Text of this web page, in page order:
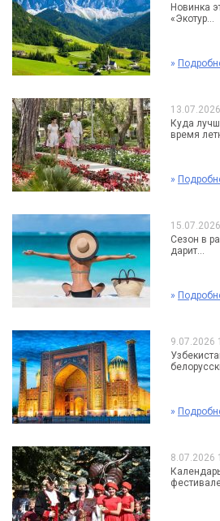
Новинка
«Экотур...
»
Куда
время
»
Сезон в
дарит...
»
9.07.2026
»
8.07.2026